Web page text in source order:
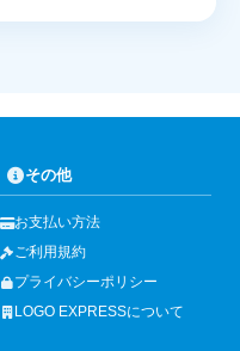
その他
お支払い方法
ご利用規約
プライバシーポリシー
LOGO EXPRESSについて